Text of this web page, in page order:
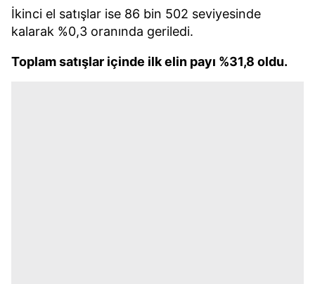
İkinci el satışlar ise 86 bin 502 seviyesinde
kalarak %0,3 oranında geriledi.
Toplam satışlar içinde ilk elin payı %31,8 oldu.